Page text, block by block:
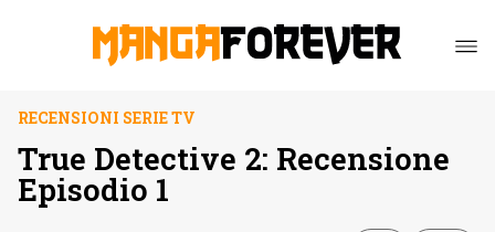
RECENSIONI SERIE TV
True Detective 2: Recensione
Episodio 1